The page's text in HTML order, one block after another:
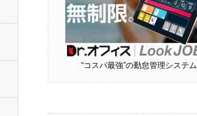
“コスパ最強”の勤怠管理システム